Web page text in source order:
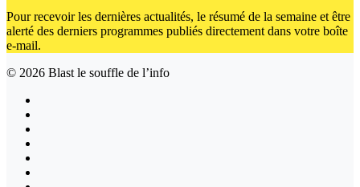
Pour recevoir les dernières actualités, le résumé de la semaine et être
alerté des derniers programmes publiés directement dans votre boîte
e-mail.
© 2026 Blast le souffle de l’info